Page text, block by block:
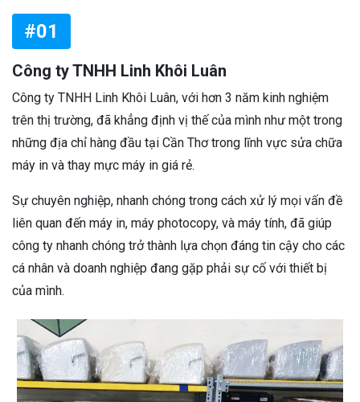
#01
Công ty TNHH Linh Khôi Luân
Công ty TNHH Linh Khôi Luân, với hơn 3 năm kinh nghiệm
trên thị trường, đã khẳng định vị thế của mình như một trong
những địa chỉ hàng đầu tại Cần Thơ trong lĩnh vực sửa chữa
máy in và thay mực máy in giá rẻ.
Sự chuyên nghiệp, nhanh chóng trong cách xử lý mọi vấn đề
liên quan đến máy in, máy photocopy, và máy tính, đã giúp
công ty nhanh chóng trở thành lựa chọn đáng tin cậy cho các
cá nhân và doanh nghiệp đang gặp phải sự cố với thiết bị
của mình.